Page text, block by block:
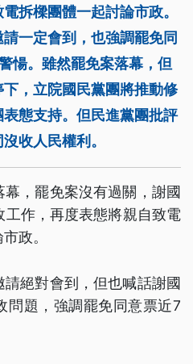
拆樑團體一起討論市政。
一定會到，也強調罷免同
愓。雖然罷免案落幕，但
下，立院國民黨團將推動修
態支持。但民進黨團批評
收人民權利。
，罷免案沒有過關，謝國
作，再度表態將親自致電
政。
絕對會到，但也喊話謝國
問題，強調罷免同意票近7